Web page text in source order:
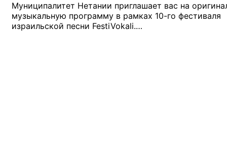
Муниципалитет Нетании приглашает вас на
музыкальную программу в рамках 10-го фестиваля
израильской песни FestiVokali.…